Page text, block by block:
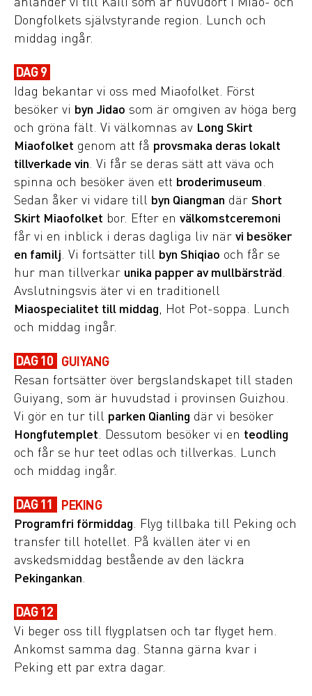
Dongfolkets självstyrande region. Lunch och
middag ingår.
DAG 9
Idag bekantar vi oss med Miaofolket. Först
besöker vi byn Jidao som är omgiven av höga berg
och gröna fält. Vi välkomnas av Long Skirt
Miaofolket genom att få provsmaka deras lokalt
tillverkade vin . Vi får se deras sätt att väva och
spinna och besöker även ett broderimuseum
Sedan åker vi vidare till byn Qiangman där Short
Skirt Miaofolket bor. Efter en välkomstceremoni
får vi en inblick i deras dagliga liv när vi besöker
en familj . Vi fortsätter till byn Shiqiao och får se
hur man tillverkar unika papper av mullbärsträd
Avslutningsvis äter vi en traditionell
Miaospecialitet till middag , Hot Pot-soppa. Lunch
och middag ingår.
DAG 10 GUIYANG
Resan fortsätter över bergslandskapet till staden
Guiyang, som är huvudstad i provinsen Guizhou.
Vi gör en tur till parken Qianling där vi besöker
Hongfutemplet . Dessutom besöker vi en teodling
och får se hur teet odlas och tillverkas. Lunch
och middag ingår.
DAG 11
PEKING
Programfri förmiddag . Flyg tillbaka till Peking och
transfer till hotellet. På kvällen äter vi en
avskedsmiddag bestående av den läckra
Pekingankan
DAG 12
Vi beger oss till flygplatsen och tar flyget hem.
Ankomst samma dag. Stanna gärna kvar i
Peking ett par extra dagar.